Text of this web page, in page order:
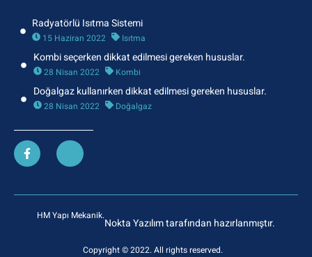
Radyatörlü Isıtma Sistemi
15 Haziran 2022 Isıtma
Kombi seçerken dikkat edilmesi gereken hususlar.
28 Nisan 2022 Kombi
Doğalgaz kullanırken dikkat edilmesi gereken hususlar.
28 Nisan 2022 Doğalgaz
HM Yapı Mekanik.
Nokta Yazılım tarafından hazırlanmıştır.
Copyright © 2022. All rights reserved.